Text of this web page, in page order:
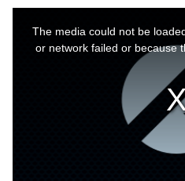
The media could not be
or network failed or because